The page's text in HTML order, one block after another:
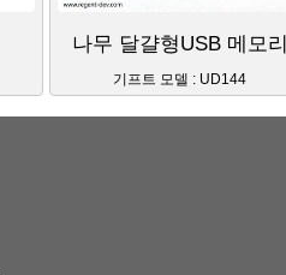
나무 달걀형USB 메모리
기프트 모델 : UD144